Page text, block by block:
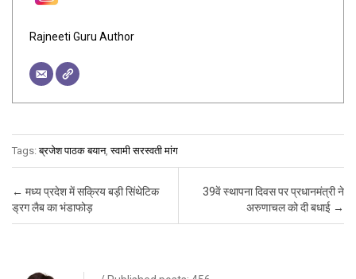
Rajneeti Guru Author
Tags:ब्रजेश पाठक बयान,स्वामी सरस्वती मांग
Post navigation
← मध्य प्रदेश में सक्रिय बड़ी सिंथेटिक
ड्रग लैब का भंडाफोड़
39वें स्थापना दिवस पर प्रधानमंत्री ने
अरुणाचल को दी बधाई →